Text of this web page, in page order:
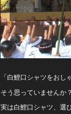
「白鯉口シャツをお
そう思っていませんか？
実は白鯉口シャツ、選